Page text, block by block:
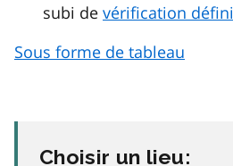
subi de vérification
Sous forme de tableau
Choisir un lieu: